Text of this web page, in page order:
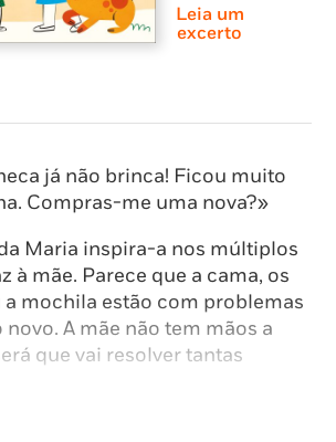
Leia um
excerto
já não brinca! Ficou muito
Compras-me uma nova?»
Maria inspira-a nos múltiplos
à mãe. Parece que a cama, os
mochila estão com problemas
novo. A mãe não tem mãos a
que vai resolver tantas
até ao regresso a casa, as